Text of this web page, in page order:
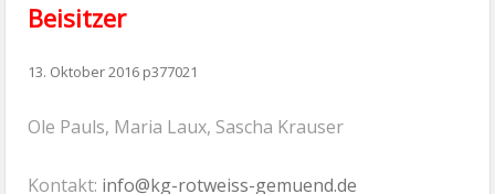
Beisitzer
13. Oktober 2016 p377021
Ole Pauls, Maria Laux, Sascha Krauser
Kontakt: info@kg-rotweiss-gemuend.de